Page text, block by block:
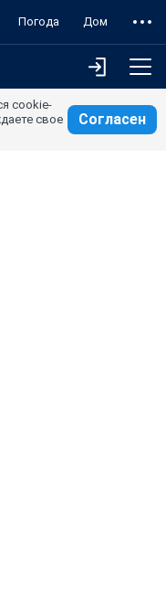
Погода Дом
cookie-
свое
Согласен